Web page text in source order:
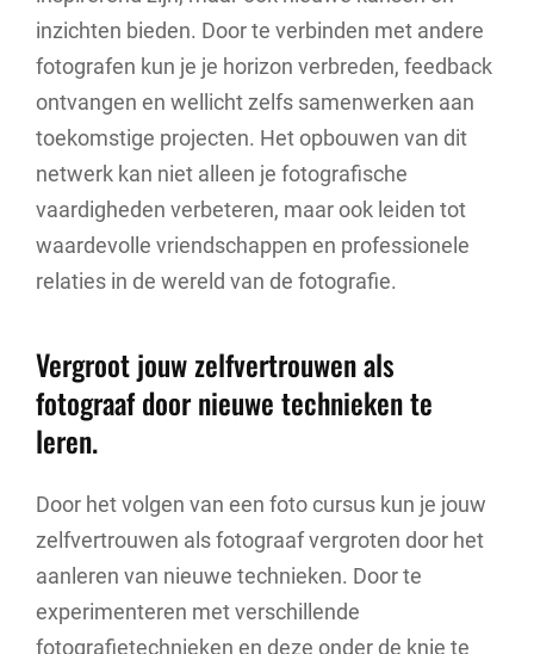
inzichten bieden. Door te verbinden met andere
fotografen kun je je horizon verbreden, feedback
ontvangen en wellicht zelfs samenwerken aan
toekomstige projecten. Het opbouwen van dit
netwerk kan niet alleen je fotografische
vaardigheden verbeteren, maar ook leiden tot
waardevolle vriendschappen en professionele
relaties in de wereld van de fotografie.
Vergroot jouw zelfvertrouwen als
fotograaf door nieuwe technieken te
leren.
Door het volgen van een foto cursus kun je jouw
zelfvertrouwen als fotograaf vergroten door het
aanleren van nieuwe technieken. Door te
experimenteren met verschillende
fotografietechnieken en deze onder de knie te